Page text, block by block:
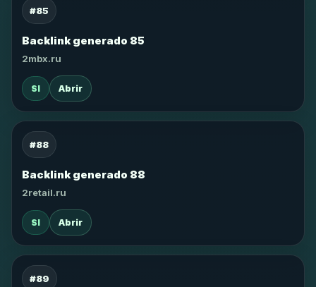
#85
Backlink generado 85
2mbx.ru
SI Abrir
#88
Backlink generado 88
2retail.ru
SI Abrir
#89